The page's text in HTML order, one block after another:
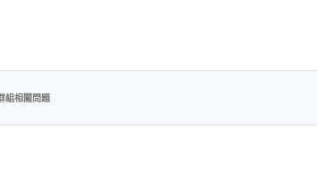
組相關問題